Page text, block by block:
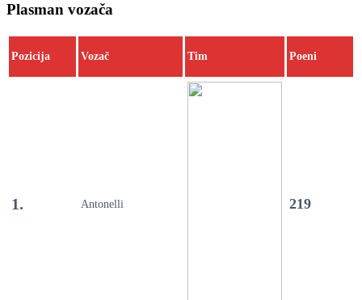
Plasman vozača
Pozicija Vozač Tim Poeni
1. Antonelli 219